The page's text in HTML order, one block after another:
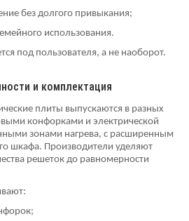
без долгого привыкания;
использования.
под пользователя, а не наоборот.
и комплектация
плиты выпускаются в разных
конфорками и электрической
зонами нагрева, с расширенным
шкафа. Производители уделяют
решеток до равномерности